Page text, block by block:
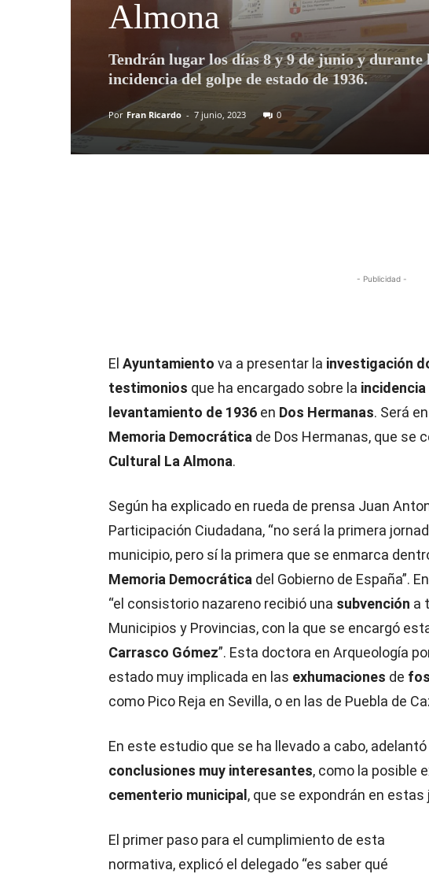
Almona
Tendrán lugar los días 8 y 9 de junio y
incidencia del golpe de estado de 1936.
Por Fran Ricardo - 7 junio, 2023 0
- Publicidad -
El Ayuntamiento va a presentar la investigación
testimonios que ha encargado sobre la incidencia
levantamiento de 1936 en Dos Hermanas. Será
Memoria Democrática de Dos Hermanas, que se
Cultural La Almona.
Según ha explicado en rueda de prensa Juan
Participación Ciudadana, “no será la primera
municipio, pero sí la primera que se enmarca
Memoria Democrática del Gobierno de España”.
“el consistorio nazareno recibió una subvención a
Municipios y Provincias, con la que se encargó
Carrasco Gómez”. Esta doctora en Arqueología
estado muy implicada en las exhumaciones de
como Pico Reja en Sevilla, o en las de Puebla de
En este estudio que se ha llevado a cabo,
conclusiones muy interesantes, como la posible
cementerio municipal , que se expondrán en estas
El primer paso para el cumplimiento de esta
normativa, explicó el delegado “es saber qué